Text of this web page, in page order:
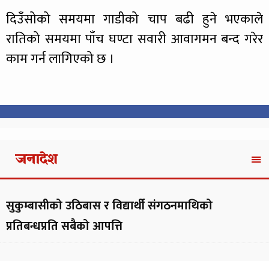
दिउँसोको समयमा गाडीको चाप बढी हुने भएकाले
रातिको समयमा पाँच घण्टा सवारी आवागमन बन्द गरेर
काम गर्न लागिएको छ ।
जनादेश
सुकुम्बासीको उठिबास र विद्यार्थी संगठनमाथिको
प्रतिबन्धप्रति सबैको आपत्ति